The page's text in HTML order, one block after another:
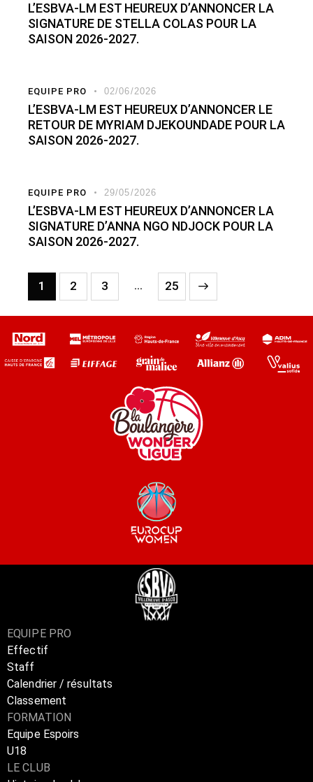
L’ESBVA-LM EST HEUREUX D’ANNONCER LA
SIGNATURE DE STELLA COLAS POUR LA
SAISON 2026-2027.
EQUIPE PRO 02/06/2026
L’ESBVA-LM EST HEUREUX D’ANNONCER LE
RETOUR DE MYRIAM DJEKOUNDADE POUR LA
SAISON 2026-2027.
EQUIPE PRO 29/05/2026
L’ESBVA-LM EST HEUREUX D’ANNONCER LA
SIGNATURE D’ANNA NGO NDJOCK POUR LA
SAISON 2026-2027.
1 2 3 … 25
>
EQUIPE PRO
Effectif
Staff
Calendrier / résultats
Classement
FORMATION
Equipe Espoirs
U18
LE CLUB